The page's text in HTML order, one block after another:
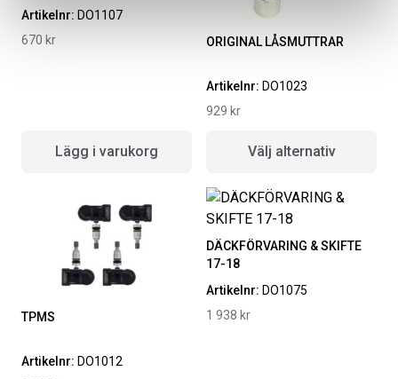
Artikelnr: DO1107
670 kr
Lägg i varukorg
ORIGINAL LÅSMUTTRAR
Artikelnr: DO1023
929 kr
Välj alternativ
TPMS
Artikelnr: DO1012
DÄCKFÖRVARING & SKIFTE
17-18
Artikelnr: DO1075
1 938 kr